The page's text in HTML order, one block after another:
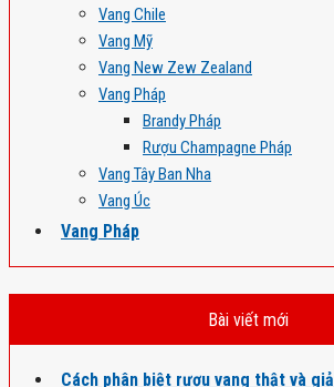
Vang Chile
Vang Mỹ
Vang New Zew Zealand
Vang Pháp
Brandy Pháp
Rượu Champagne Pháp
Vang Tây Ban Nha
Vang Úc
Vang Pháp
Bài viết mới
Cách phân biệt rượu vang thật và giả